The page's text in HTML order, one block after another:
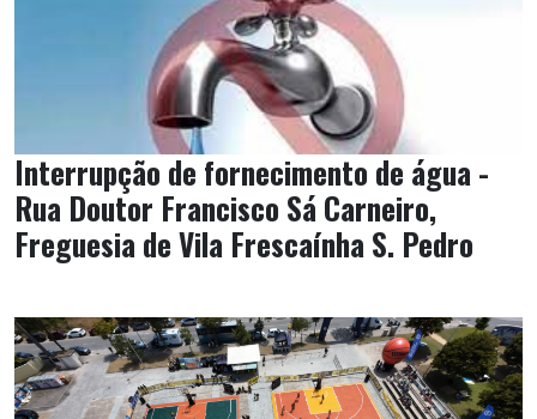
Interrupção de fornecimento de água -
Rua Doutor Francisco Sá Carneiro,
Freguesia de Vila Frescaínha S. Pedro